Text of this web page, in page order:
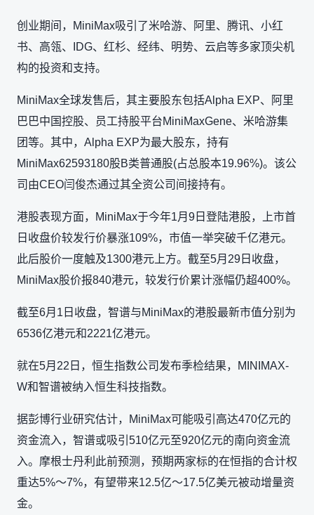
创业期间，MiniMax吸引了米哈游、阿里、腾讯、小红
书、高瓴、IDG、红杉、经纬、明势、云启等多家顶尖机
构的投资和支持。
MiniMax全球发售后，其主要股东包括Alpha EXP、阿里
巴巴中国控股、员工持股平台MiniMaxGene、米哈游集
团等。其中，Alpha EXP为最大股东，持有
MiniMax62593180股B类普通股(占总股本19.96%)。该公
司由CEO闫俊杰通过其全资公司间接持有。
港股表现方面，MiniMax于今年1月9日登陆港股，上市首
日收盘价较发行价暴涨109%，市值一举突破千亿港元。
此后股价一度触及1300港元上方。截至5月29日收盘，
MiniMax股价报840港元，较发行价累计涨幅仍超400%。
截至6月1日收盘，智谱与MiniMax的港股最新市值分别为
6536亿港元和2221亿港元。
就在5月22日，恒生指数公司发布季检结果，MINIMAX-
W和智谱被纳入恒生科技指数。
据彭博行业研究估计，MiniMax可能吸引高达470亿元的
资金流入，智谱或吸引510亿元至920亿元的南向资金流
入。摩根士丹利此前预测，预期两家标的在恒指的合计权
重达5%～7%，有望带来12.5亿～17.5亿美元被动增量资
金。